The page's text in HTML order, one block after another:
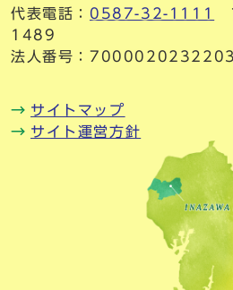
代表電話： 0587-32-1111
1489
法人番号：7000020232203
サイトマップ
サイト運営方針